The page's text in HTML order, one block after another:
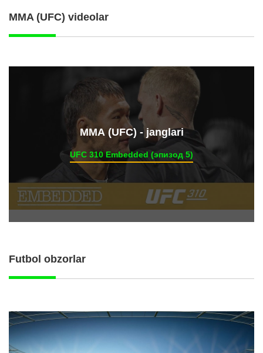
MMA (UFC) videolar
ММА (UFC) - janglari
UFC 310 Embedded (эпизод 5)
Futbol obzorlar